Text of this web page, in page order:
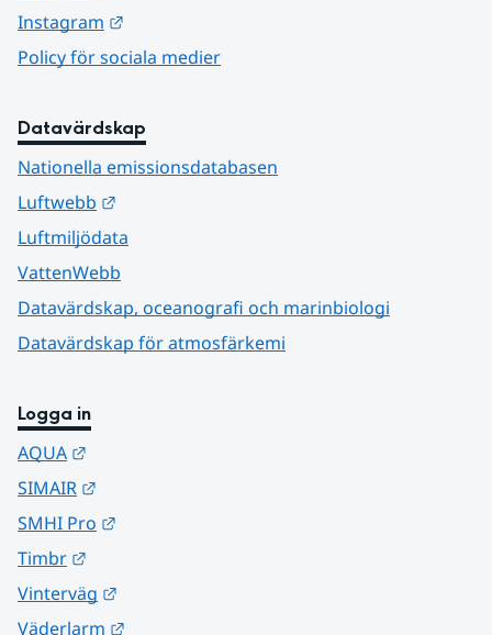
Instagram
Policy för sociala medier
Datavärdskap
Nationella emissionsdatabasen
Luftwebb
Luftmiljödata
VattenWebb
Datavärdskap, oceanografi och marinbiologi
Datavärdskap för atmosfärkemi
Logga in
AQUA
SIMAIR
SMHI Pro
Timbr
Vinterväg
Väderlarm